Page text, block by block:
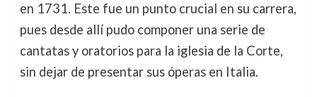
en 1731. Este fue un punto crucial en su carrera,
pues desde allí pudo componer una serie de
cantatas y oratorios para la iglesia de la Corte,
sin dejar de presentar sus óperas en Italia.